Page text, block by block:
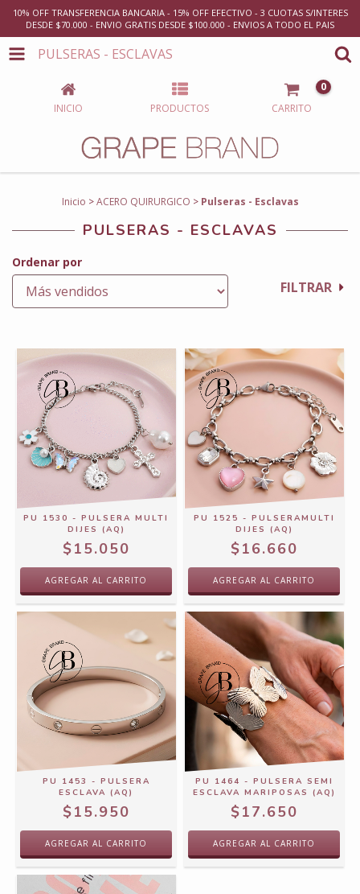
10% OFF TRANSFERENCIA BANCARIA - 15% OFF EFECTIVO - 3 CUOTAS S/INTERES
DESDE $70.000 - ENVIO GRATIS DESDE $100.000 - ENVIOS A TODO EL PAIS
PULSERAS - ESCLAVAS
INICIO PRODUCTOS CARRITO
0
Inicio > ACERO QUIRURGICO > Pulseras - Esclavas
PULSERAS - ESCLAVAS
Ordenar por
FILTRAR
PU 1530 - PULSERA MULTI
DIJES (AQ)
$15.050
PU 1525 - PULSERAMULTI
DIJES (AQ)
$16.660
PU 1453 - PULSERA
ESCLAVA (AQ)
$15.950
PU 1464 - PULSERA SEMI
ESCLAVA MARIPOSAS (AQ)
$17.650